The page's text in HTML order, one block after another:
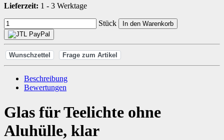
Lieferzeit: 1 - 3 Werktage
Stück In den Warenkorb
Wunschzettel Frage zum Artikel
Beschreibung
Bewertungen
Glas für Teelichte ohne
Aluhülle, klar